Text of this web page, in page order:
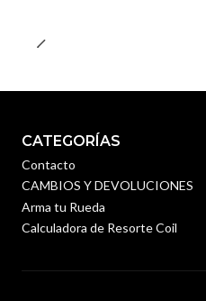
CATEGORÍAS
Contacto
CAMBIOS Y DEVOLUCIONES
Arma tu Rueda
Calculadora de Resorte Coil